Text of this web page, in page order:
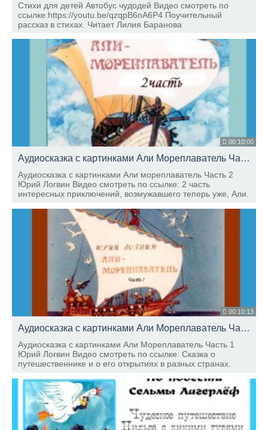
Стихи для детей Автобус чудодей Видео смотреть по
ссылке:https://youtu.be/qzqpB6nA6P4 Поучительный
рассказ в стихах. Читает Лилия Баранова
00:10:00
Аудиосказка с картинками Али Мореплаватель Часть 2
Аудиосказка с картинками Али мореплаватель Часть 2
Юрий Логвин Видео смотреть по ссылке: 2 часть
интересных приключений, возмужавшего теперь уже, Али.
некоторых людей. Читает Юлия Хлюбцева
00:10:13
Аудиосказка с картинками Али Мореплаватель Часть 1
Аудиосказка с картинками Али Мореплаватель Часть 1
Юрий Логвин Видео смотреть по ссылке: Сказка о
путешественнике и о его открытиях в разных странах.